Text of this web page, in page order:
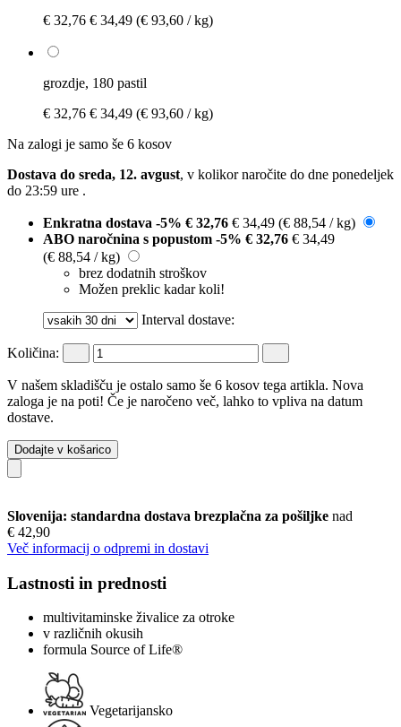
€ 32,76 € 34,49 (€ 93,60 / kg)
grozdje, 180 pastil
€ 32,76 € 34,49 (€ 93,60 / kg)
Na zalogi je samo še 6 kosov
Dostava do sreda, 12. avgust, v kolikor naročite do dne ponedeljek
do 23:59 ure .
Enkratna dostava -5% € 32,76 € 34,49 (€ 88,54 / kg)
ABO naročnina s popustom -5% € 32,76 € 34,49
(€ 88,54 / kg)
brez dodatnih stroškov
Možen preklic kadar koli!
Interval dostave:
Količina:
V našem skladišču je ostalo samo še 6 kosov tega artikla. Nova
zaloga je na poti! Če je naročeno več, lahko to vpliva na datum
dostave.
Dodajte v košarico
Slovenija: standardna dostava brezplačna za pošiljke nad
€ 42,90
Več informacij o odpremi in dostavi
Lastnosti in prednosti
multivitaminske živalice za otroke
v različnih okusih
formula Source of Life®
Vegetarijansko